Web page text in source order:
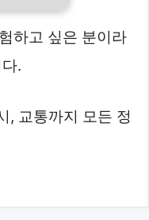
하고 싶은 분이라
.
, 교통까지 모든 정